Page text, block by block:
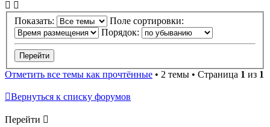
Показать:
Поле сортировки:
Порядок:
Отметить все темы как прочтённые • 2 темы • Страница 1 из 1
Вернуться к списку форумов
Перейти